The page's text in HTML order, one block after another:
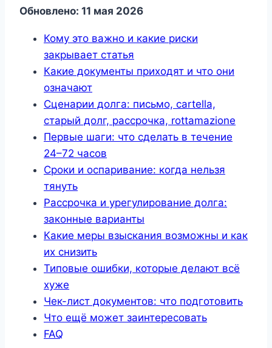
Обновлено: 11 мая 2026
Кому это важно и какие риски
закрывает статья
Какие документы приходят и что они
означают
Сценарии долга: письмо, cartella,
старый долг, рассрочка, rottamazione
Первые шаги: что сделать в течение
24–72 часов
Сроки и оспаривание: когда нельзя
тянуть
Рассрочка и урегулирование долга:
законные варианты
Какие меры взыскания возможны и как
их снизить
Типовые ошибки, которые делают всё
хуже
Чек-лист документов: что подготовить
Что ещё может заинтересовать
FAQ